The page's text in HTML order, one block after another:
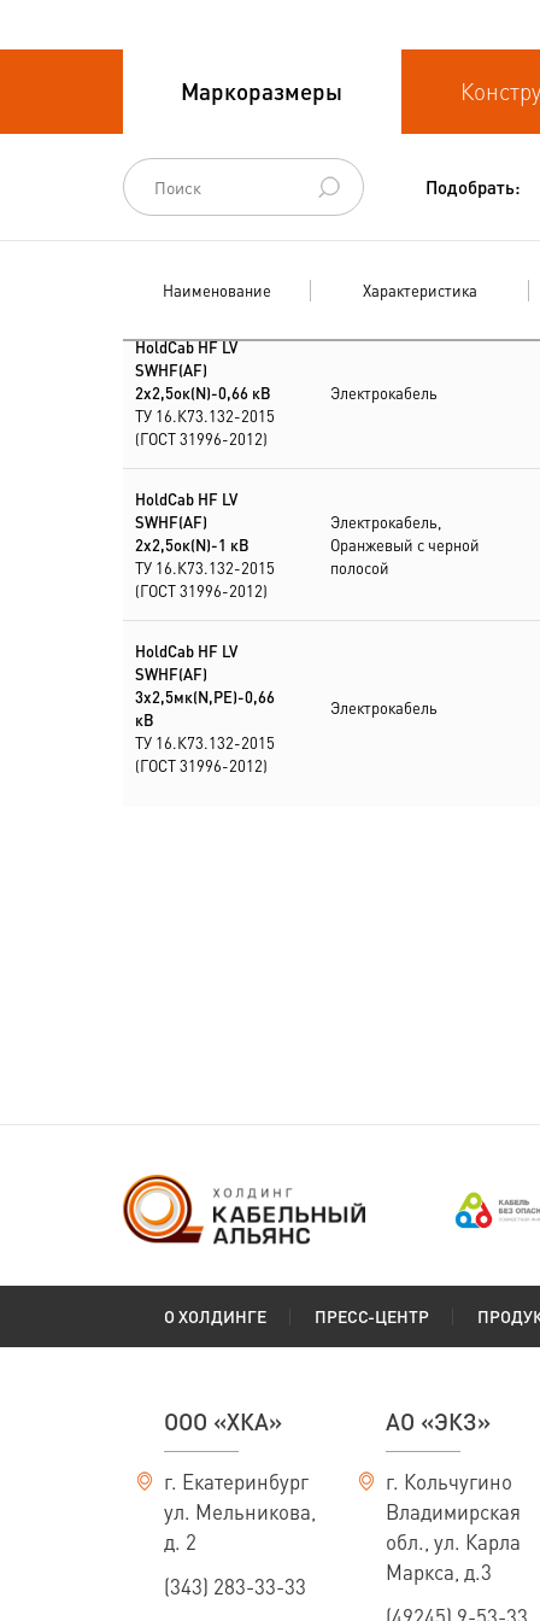
Кабели
термоэлектродные
Кабели управления
Маркоразмеры
Подобрать:
Наименование Характеристика
HoldCab HF LV
SWHF(AF)
2х2,5ок(N)-0,66 кВ
ТУ 16.К73.132-2015
(ГОСТ 31996-2012)
Электрокабель
HoldCab HF LV
SWHF(AF)
2х2,5ок(N)-1 кВ
ТУ 16.К73.132-2015
(ГОСТ 31996-2012)
Электрокабель,
Оранжевый с черной
полосой
HoldCab HF LV
SWHF(AF)
3х2,5мк(N,PE)-0,66
кВ
ТУ 16.К73.132-2015
(ГОСТ 31996-2012)
Электрокабель
О ХОЛДИНГЕ ПРЕСС-ЦЕНТР
ООО «ХКА»
г. Екатеринбург
ул. Мельникова,
д. 2
(343) 283-33-33
АО «ЭКЗ»
г. Кольчугино
Владимирская
обл., ул. Карла
Маркса, д.3